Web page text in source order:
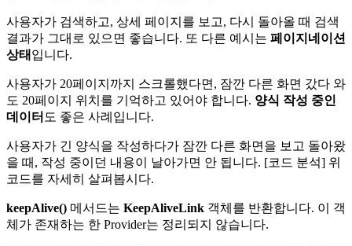
사용자가 검색하고, 상세 페이지를 보고, 다시 돌아올 때 검색
결과가 그대로 있으면 좋습니다. 또 다른 예시는 페이지네이션
상태 입니다.
사용자가 20페이지까지 스크롤했다면, 잠깐 다른 화면 갔다 와
도 20페이지 위치를 기억하고 있어야 합니다. 양식 작성 중인
데이터 도 좋은 사례입니다.
사용자가 긴 양식을 작성하다가 잠깐 다른 화면을 보고 돌아왔
을 때, 작성 중이던 내용이 날아가면 안 됩니다. [코드 분석] 위
코드를 자세히 살펴봅시다.
keepAlive() 메서드는 KeepAliveLink 객체를 반환합니다. 이 객
체가 존재하는 한 Provider는 정리되지 않습니다.